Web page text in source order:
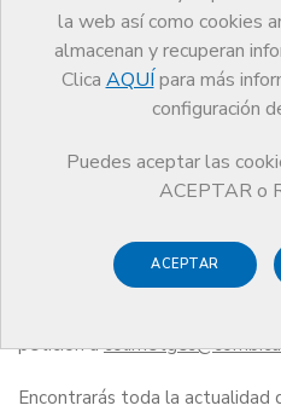
la web así como cookies
almacenan y recuperan
Clica AQUÍ para más
configuración
Puedes aceptar las
ACEPTAR o
ACEPTAR
Comunicación
Revista COMB
Revista COMBse edita de
envía en formato papel a
petición acol.metges
Encontrarás toda la actualidad